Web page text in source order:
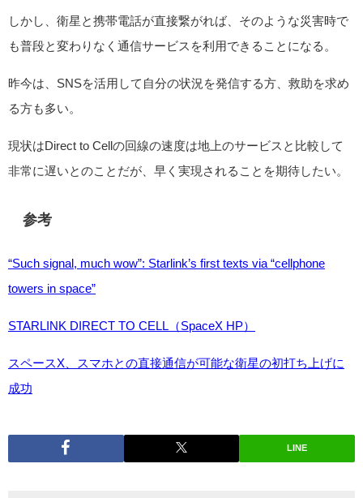
しかし、衛星と携帯電話が直接繋がれば、そのような災害時で
も普段と変わりなく通信サービスを利用できることになる。
昨今は、SNSを活用して自分の状況を発信する方、救助を求め
る方も多い。
現状はDirect to Cellの回線の速度は地上のサービスと比較して
非常に遅いとのことだが、早く実現されることを期待したい。
参考
“Such signal, much wow”: Starlink’s first texts via “cellphone
towers in space”
STARLINK DIRECT TO CELL（SpaceX HP）
スペースX、スマホとの直接通信が可能な衛星の初打ち上げに
成功
LINE